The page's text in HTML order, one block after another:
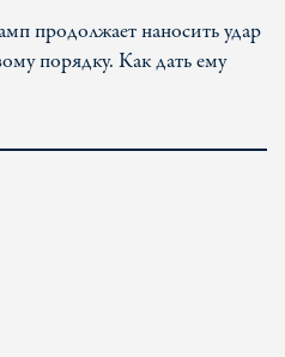
продолжает наносить удар
порядку. Как дать ему